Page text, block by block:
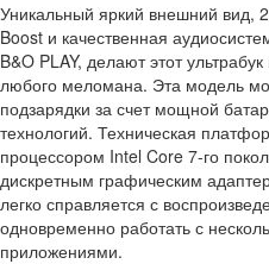
Уникальный яркий внешний вид,
Boost и качественная
B&O PLAY, делают этот
любого меломана. Эта модель
подзарядки за счет мощной
технологий. Техническая
процессором Intel Core 7-го
дискретным графическим
легко справляется с
одновременно работать с
приложениями.